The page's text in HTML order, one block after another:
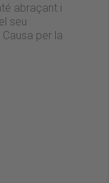
abraçant i
seu
per la